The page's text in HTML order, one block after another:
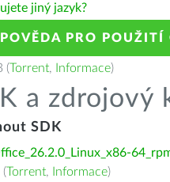
jiný jazyk?
PRO POUŽITÍ
(Torrent, Informace)
a zdrojový
SDK
Torrent, Informace)